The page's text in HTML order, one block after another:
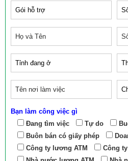
Bạn làm công việc gì
Đang tìm việc
Tự do
Buôn bán có giấy phép
Công ty lương ATM
Công